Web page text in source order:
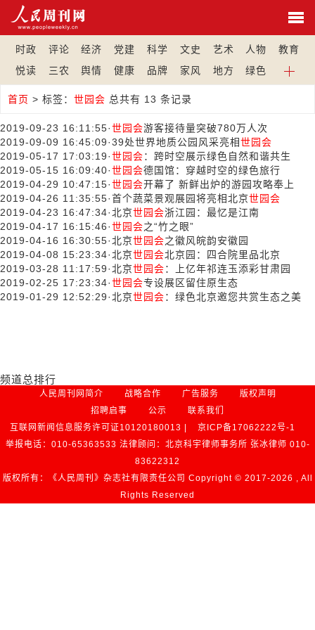
时政 评论 经济 党建 科学 文史 艺术 人物
教育
悦读
三农 舆情 健康 品牌 家风 地方 绿色
首页 > 标签： 世园会 总共有 13 条记录
2019-09-23 16:11:55·世园会游客接待量突破780万人次
2019-09-09 16:45:09·39处世界地质公园风采亮相世园会
2019-05-17 17:03:19·世园会：跨时空展示绿色自然和谐共生
2019-05-15 16:09:40·世园会德国馆：穿越时空的绿色旅行
2019-04-29 10:47:15·世园会开幕了 新鲜出炉的游园攻略奉上
2019-04-26 11:35:55·首个蔬菜景观展园将亮相北京世园会
2019-04-23 16:47:34· 北京世园会浙江园：最忆是江南
2019-04-17 16:15:46·世园会之“竹之眼”
2019-04-16 16:30:55· 北京世园会之徽风皖韵安徽园
2019-04-08 15:23:34· 北京世园会北京园：四合院里品北京
2019-03-28 11:17:59· 北京世园会：上亿年祁连玉添彩甘肃园
2019-02-25 17:23:34·世园会专设展区留住原生态
2019-01-29 12:52:29· 北京世园会：绿色北京邀您共赏生态之美
频道总排行
人民周刊网简介 战略合作 广告服务
版权声明
招聘启事
公示
联系我们
互联网新闻信息服务许可证10120180013 |
京ICP备17062222号-1
举报电话：010-65363533 法律顾问：北京科宇律师事务所 张冰律师 010-
83622312
版权所有：《人民周刊》杂志社有限责任公司 Copyright © 2017-2026 , All
Rights Reserved